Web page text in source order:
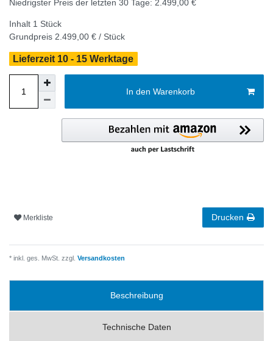
Niedrigster Preis der letzten 30 Tage: 2.499,00 €
Inhalt 1 Stück
Grundpreis 2.499,00 € / Stück
Lieferzeit 10 - 15 Werktage
In den Warenkorb
Merkliste Drucken
* inkl. ges. MwSt. zzgl. Versandkosten
Beschreibung
Technische Daten